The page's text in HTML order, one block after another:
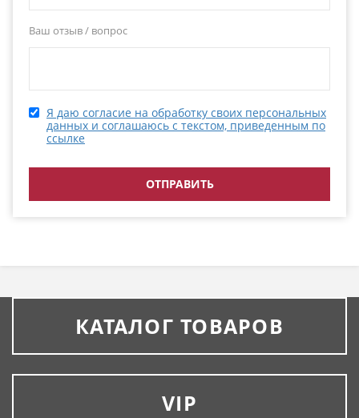
Ваш отзыв / вопрос
Я даю согласие на обработку своих персональных
данных и соглашаюсь с текстом, приведенным по
ссылке
КАТАЛОГ ТОВАРОВ
VIP